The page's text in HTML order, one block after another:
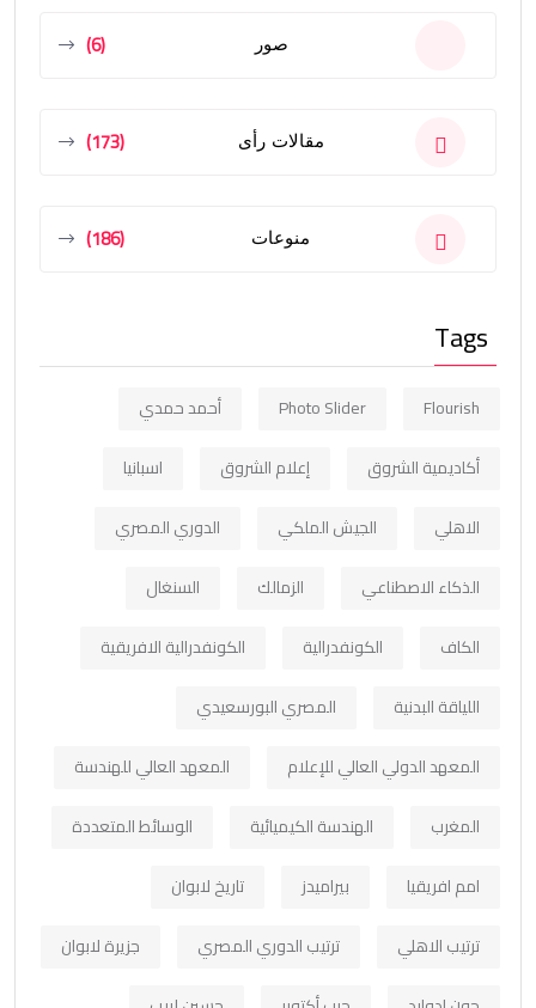
صور (6)
مقالات رأى (173)
منوعات (186)
Tags
Flourish
Photo Slider
أحمد حمدي
أكاديمية الشروق
إعلام الشروق
اسبانيا
الاهلي
الجيش الملكي
الدوري المصري
الذكاء الاصطناعي
الزمالك
السنغال
الكاف
الكونفدرالية
الكونفدرالية الافريقية
اللياقة البدنية
المصري البورسعيدي
المعهد الدولي العالي للإعلام
المعهد العالي للهندسة
المغرب
الهندسة الكيميائية
الوسائط المتعددة
امم افريقيا
بيراميدز
تاريخ لابوان
ترتيب الاهلي
ترتيب الدوري المصري
جزيرة لابوان